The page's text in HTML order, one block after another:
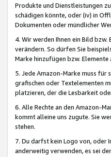
Produkte und Dienstleistungen
schädigen könnte, oder (iv) in
Dokumenten oder mündlicher
4. Wir werden Ihnen ein Bild
verändern. So dürfen Sie
Marke hinzufügen bzw.
5. Jede Amazon-Marke muss für
grafischen oder Textelementen
platzieren, der die Lesbarkeit
6. Alle Rechte an den Amazon-
kommt alleine uns zugute. Sie
stehen.
7. Du darfst kein Logo von, oder
anderweitig verwenden, es sei